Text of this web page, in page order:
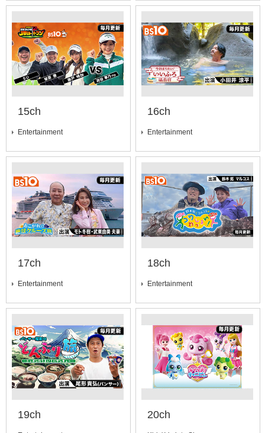
15ch
Entertainment
16ch
Entertainment
17ch
Entertainment
18ch
Entertainment
19ch 20ch